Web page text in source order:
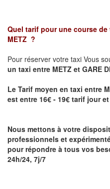
Quel tarif pour une course de
METZ ?
Pour réserver votre taxi Vous
un taxi entre METZ et GARE
Le Tarif moyen en taxi entre
est entre 16€ - 19€ tarif jour
Nous mettons à votre
professionnels et
pour répondre à tous vos
24h/24, 7j/7